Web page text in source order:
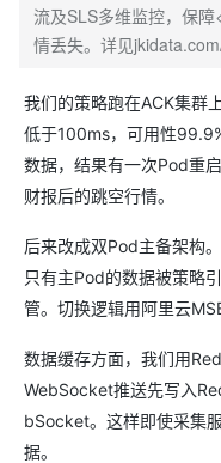
流及SLS多维监控，保
情丢失。详见
我们的策略跑在ACK集群
低于100ms，可用性
数据，结果有一次Pod重
财报后的跳空行情。
后来改成双Pod主备架构
只有主Pod的数据被策略
管。切换逻辑用阿里云
数据缓存方面，我们用
WebSocket推送先写入
bSocket。这样即使采集
据。